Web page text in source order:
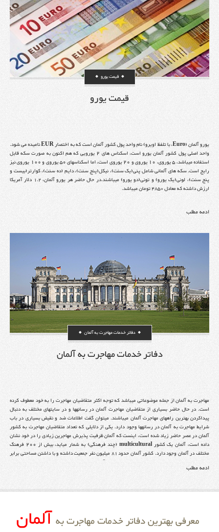
قیمت یورو
قیمت یورو
یورو آلمان (Euro، با تلفظ اویرو) نام واحد پول کشور آلمان است که به اختصار EUR نامیده می شود.
واحد اصلی پول کشور آلمان یورو است، اسکناس های ۲ یورویی که هم اکنون به صورت سکه قابل
استفاده میباشد، ۵ یوروی، ۱۰ یوروی و ۲۰ یوروی است، اما اسکناسهای ۵۰ یوروی و ۱۰۰ یوروی نیز
رایج است. سکه های آلمانی شامل پنی(یک سنت)، نیکل(پنج سنت)، دایم (ده سنت)، کوارتر(بیست و
پنج سنت)، لونی(یک یورو) و تونی(دو یورو) میباشند.در حال حاضر هر یورو آلمان، 1.2 دلار آمریکا
ارزش داشته که معادل 4850 تومان میباشد.
ادمه مطلب
دفاتر خدمات مهاجرت به آلمان
دفاتر خدمات مهاجرت به آلمان
مهاجرت به آلمان از جمله موضوعاتی میباشد که توجه اکثر متقاضیان مهاجرت را به خود معطوف کرده
است. در حال حاضر بسیاری از متقاضیان مهاجرت آلمان در رسانهها و در سایتهای مختلف به دنبال
پیداکردن بهترین راههای مهاجرت آلمان میباشند. میتوان گفت اطلاعات ضد و نقیض بسیاری در باب
شرایط مهاجرت به آلمان در رسانهها وجود دارد. یکی از دلایلی که تعداد متقاضیان مهاجرت به کشور
آلمان در عصر حاضر زیاد شده است، اینست که آلمان ظرفیت پذیرش مهاجرین زیادی را در خود نشان
داده است، آلمان یک کشور multicultural (چند فرهنگی) به شمار میاید، بیش از ۲۰۰ فرهنگ
مختلف در آلمان وجود دارد. کشور آلمان حدود 81 میلیون نفر جمعیت داشته و با داشتن مساحتی برابر
357 هزار کیلومتر مربع، همچنان راههای مهاجرت به آلمان باز بوده و ظرفیت برای افراد متخصص و یا
دانشجویان اینترنشنال بسیاری وجود دارد. آلمان در شمال غربی قاره اروپا قرار دارد. از نگاهی دیگر
عدهی زیادی از ایرانیان بوده که از طریق تحصیل در آلمان و یا کار و سرمایه گذاری در آلمان به این
و دلایل زیادی برای مهاجرت به آلمان وجود دارد.
ادمه مطلب
معرفی بهترین دفاتر خدمات مهاجرت به آلمان